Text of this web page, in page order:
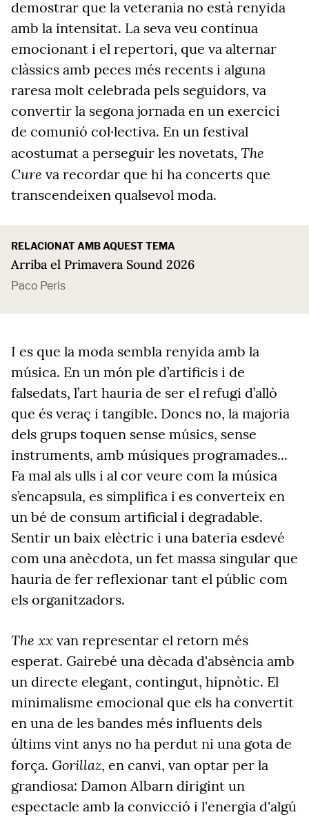
demostrar que la veterania no està renyida
amb la intensitat. La seva veu continua
emocionant i el repertori, que va alternar
clàssics amb peces més recents i alguna
raresa molt celebrada pels seguidors, va
convertir la segona jornada en un exercici
de comunió col·lectiva. En un festival
acostumat a perseguir les novetats, The
Cure va recordar que hi ha concerts que
transcendeixen qualsevol moda.
RELACIONAT AMB AQUEST TEMA
Arriba el Primavera Sound 2026
Paco Peris
I es que la moda sembla renyida amb la
música. En un món ple d’artificis i de
falsedats, l’art hauria de ser el refugi d’allò
que és veraç i tangible. Doncs no, la majoria
dels grups toquen sense músics, sense
instruments, amb músiques programades...
Fa mal als ulls i al cor veure com la música
s’encapsula, es simplifica i es converteix en
un bé de consum artificial i degradable.
Sentir un baix elèctric i una bateria esdevé
com una anècdota, un fet massa singular que
hauria de fer reflexionar tant el públic com
els organitzadors.
The xx van representar el retorn més
esperat. Gairebé una dècada d'absència amb
un directe elegant, contingut, hipnòtic. El
minimalisme emocional que els ha convertit
en una de les bandes més influents dels
últims vint anys no ha perdut ni una gota de
força. Gorillaz, en canvi, van optar per la
grandiosa: Damon Albarn dirigint un
espectacle amb la convicció i l'energia d'algú